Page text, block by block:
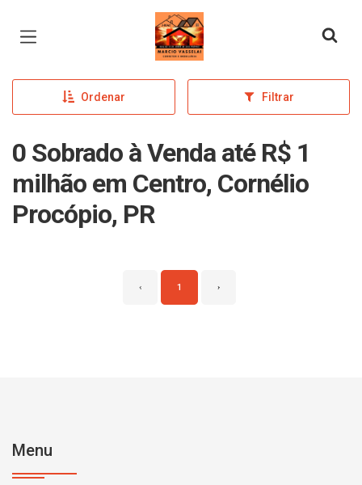
Página inicial
Ordenar Filtrar
0 Sobrado à Venda até R$ 1
milhão em Centro, Cornélio
Procópio, PR
‹ 1 ›
Menu